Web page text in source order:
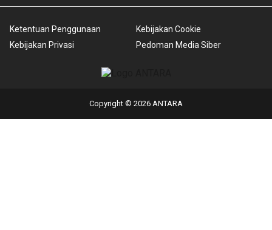
Ketentuan Penggunaan
Kebijakan Privasi
Kebijakan Cookie
Pedoman Media Siber
Copyright © 2026 ANTARA